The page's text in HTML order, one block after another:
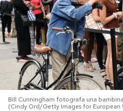
PODCAST
NEWSLETTER
I MIEI PREFERITI
Bill Cunningham fotografa una
(Cindy Ord/Getty Images for European